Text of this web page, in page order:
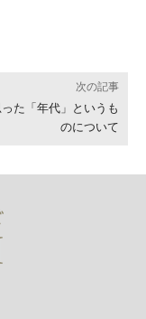
次の記事
た「年代」というも
のについて